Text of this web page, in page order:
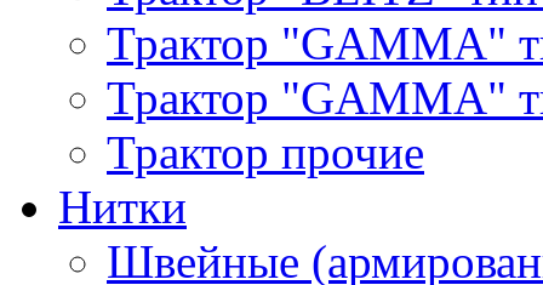
Трактор "GAMMA"
Трактор "GAMMA"
Трактор прочие
Нитки
Швейные